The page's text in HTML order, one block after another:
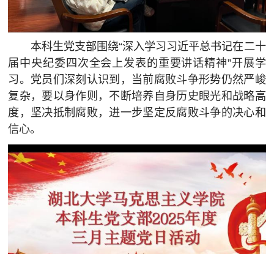
本科生党支部围绕“深入学习习近平总书记在二十
届中央纪委四次全会上发表的重要讲话精神”开展学
习。党员们深刻认识到，当前腐败斗争形势仍然严峻
复杂，要以身作则，不断培养自身历史眼光和战略高
度，坚决抵制腐败，进一步坚定反腐败斗争的决心和
信心。